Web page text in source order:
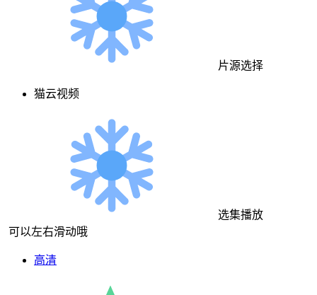
片源选择
猫云视频
选集播放
可以左右滑动哦
高清